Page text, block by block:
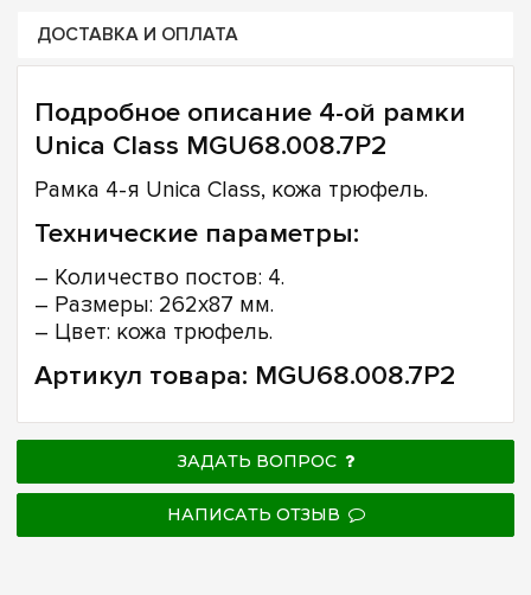
ДОСТАВКА И ОПЛАТА
Подробное описание 4-ой рамки
Unica Class MGU68.008.7P2
Рамка 4-я Unica Class, кожа трюфель.
Технические параметры:
– Количество постов: 4.
– Размеры: 262х87 мм.
– Цвет: кожа трюфель.
Артикул товара: MGU68.008.7P2
ЗАДАТЬ ВОПРОС
НАПИСАТЬ ОТЗЫВ